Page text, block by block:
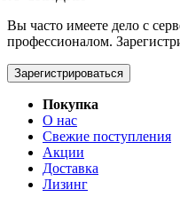
Вы часто имеете дело с
профессионалом.
Зарегистрироваться
Покупка
О нас
Свежие поступления
Акции
Доставка
Лизинг